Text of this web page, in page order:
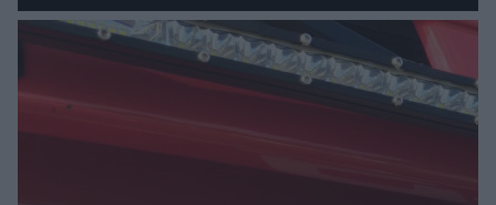
miasta. Prąd, telefon i
luksusowa auta